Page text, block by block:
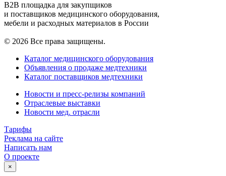
B2B площадка для закупщиков
и поставщиков медицинского оборудования,
мебели и расходных материалов в России
© 2026 Все права защищены.
Каталог медицинского оборудования
Объявления о продаже медтехники
Каталог поставщиков медтехники
Новости и пресс-релизы компаний
Отраслевые выставки
Новости мед. отрасли
Тарифы
Реклама на сайте
Написать нам
О проекте
×